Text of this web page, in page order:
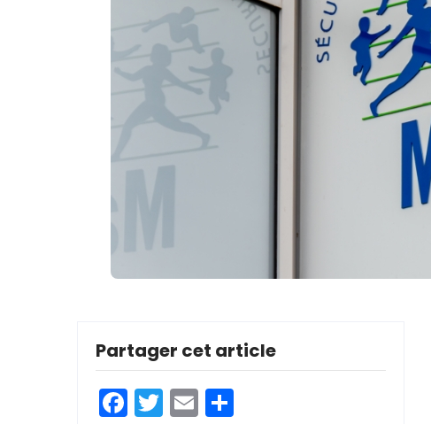
Partager cet article
Facebook
Twitter
Email